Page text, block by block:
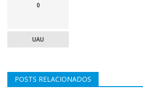
0
UAU
POSTS RELACIONADOS